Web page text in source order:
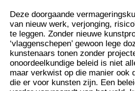
Deze doorgaande
van nieuw werk, verjonging,
te leggen. Zonder nieuwe
‘vlaggenschepen’ gewoon lege
kunstenaars tonen zonder
onoordeelkundige beleid is niet
maar verkwist op die manier ook
die er voor kunsten zijn. Een